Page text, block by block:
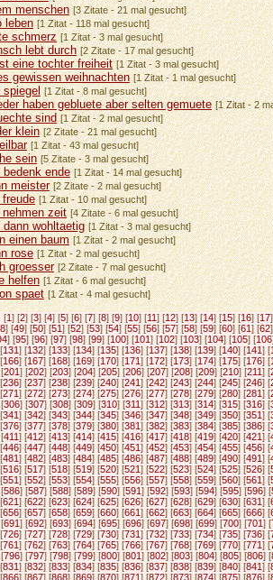
menschen [3 Zitate - 21 mal gesucht]
leben [1 Zitat - 118 mal gesucht]
schmerz [1 Zitat - 3 mal gesucht]
lebt durch [2 Zitate - 17 mal gesucht]
eine tochter freiheit [1 Zitat - 3 mal gesucht]
gewissen weihnachten [1 Zitat - 1 mal gesucht]
spiegel [1 Zitat - 8 mal gesucht]
haben gebluete aber selten gemuete [1 Zitat - 2
sind [1 Zitat - 2 mal gesucht]
klein [2 Zitate - 21 mal gesucht]
[1 Zitat - 43 mal gesucht]
sein [5 Zitate - 3 mal gesucht]
ende [1 Zitat - 14 mal gesucht]
meister [2 Zitate - 2 mal gesucht]
[1 Zitat - 10 mal gesucht]
zeit [4 Zitate - 6 mal gesucht]
dann wohltaetig [1 Zitat - 3 mal gesucht]
einen baum [1 Zitat - 2 mal gesucht]
rose [1 Zitat - 2 mal gesucht]
groesser [2 Zitate - 7 mal gesucht]
helfen [1 Zitat - 6 mal gesucht]
spaet [1 Zitat - 4 mal gesucht]
[1] [2] [3] [4] [5] [6] [7] [8] [9] [10] [11] [12] [13] [14] [15] [16] [17
] [49] [50] [51] [52] [53] [54] [55] [56] [57] [58] [59] [60] [61] [62
] [95] [96] [97] [98] [99] [100] [101] [102] [103] [104] [105] [106
131] [132] [133] [134] [135] [136] [137] [138] [139] [140] [141] [
166] [167] [168] [169] [170] [171] [172] [173] [174] [175] [176] [
201] [202] [203] [204] [205] [206] [207] [208] [209] [210] [211] [
236] [237] [238] [239] [240] [241] [242] [243] [244] [245] [246] [
271] [272] [273] [274] [275] [276] [277] [278] [279] [280] [281] [
306] [307] [308] [309] [310] [311] [312] [313] [314] [315] [316] [
341] [342] [343] [344] [345] [346] [347] [348] [349] [350] [351] [
376] [377] [378] [379] [380] [381] [382] [383] [384] [385] [386] [
411] [412] [413] [414] [415] [416] [417] [418] [419] [420] [421] [
446] [447] [448] [449] [450] [451] [452] [453] [454] [455] [456] [
481] [482] [483] [484] [485] [486] [487] [488] [489] [490] [491] [
516] [517] [518] [519] [520] [521] [522] [523] [524] [525] [526] [
551] [552] [553] [554] [555] [556] [557] [558] [559] [560] [561] [
586] [587] [588] [589] [590] [591] [592] [593] [594] [595] [596] [
621] [622] [623] [624] [625] [626] [627] [628] [629] [630] [631] [
656] [657] [658] [659] [660] [661] [662] [663] [664] [665] [666] [
691] [692] [693] [694] [695] [696] [697] [698] [699] [700] [701] [
726] [727] [728] [729] [730] [731] [732] [733] [734] [735] [736] [
761] [762] [763] [764] [765] [766] [767] [768] [769] [770] [771] [
796] [797] [798] [799] [800] [801] [802] [803] [804] [805] [806] [
831] [832] [833] [834] [835] [836] [837] [838] [839] [840] [841] [
866] [867] [868] [869] [870] [871 ] [872] [873] [874] [875] [876] [